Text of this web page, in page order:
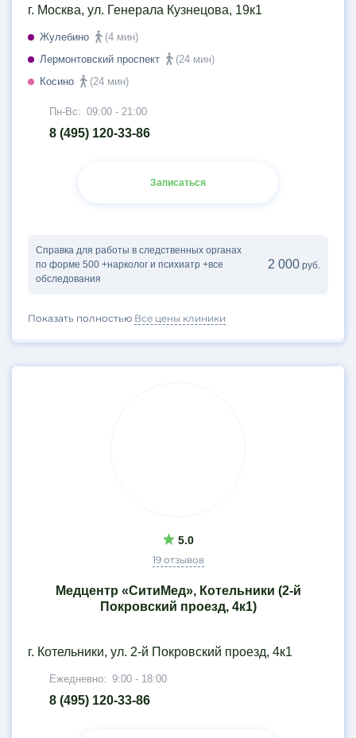
г. Москва, ул. Генерала Кузнецова, 19к1
Жулебино
(4 мин)
Лермонтовский проспект
(24 мин)
Косино
(24 мин)
Пн-Вс: 09:00 - 21:00
8 (495) 120-33-86
Записаться
Справка для работы в следственных органах
по форме 500 +нарколог и психиатр +все
обследования
2 000 руб.
Показать полностью Все цены клиники
5.0
19 отзывов
Медцентр «СитиМед», Котельники (2-й
Покровский проезд, 4к1)
г. Котельники, ул. 2-й Покровский проезд, 4к1
Ежедневно: 9:00 - 18:00
8 (495) 120-33-86